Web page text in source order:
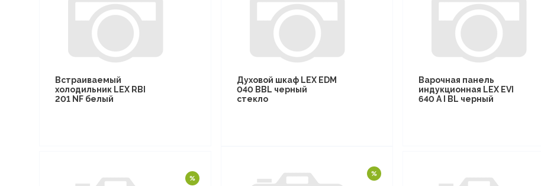
Встраиваемый
холодильник LEX RBI
201 NF белый
Духовой шкаф LEX EDM
040 BBL черный
стекло
Варочная панель
индукционная LEX EVI
640 A I BL черный